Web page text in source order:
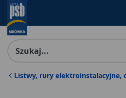
Listwy, rury elektroinstalacyjne,